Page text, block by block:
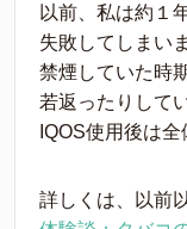
以前、私は約１
失敗してしまい
禁煙していた時
若返ったりして
IQOS使用後は
詳しくは、以前